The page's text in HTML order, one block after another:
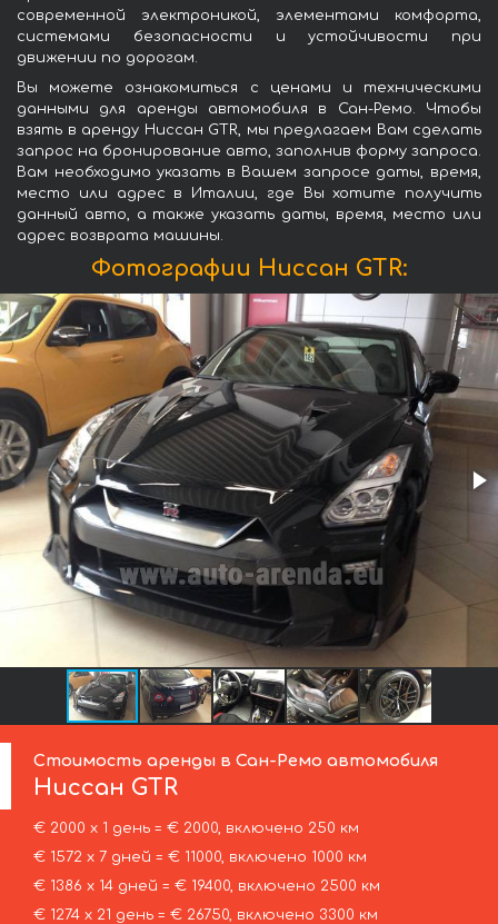
современной электроникой, элементами комфорта,
системами безопасности и устойчивости при
движении по дорогам.
Вы можете ознакомиться с ценами и техническими
данными для аренды автомобиля в Сан-Ремо. Чтобы
взять в аренду Ниссан GTR, мы предлагаем Вам сделать
запрос на бронирование авто, заполнив форму запроса.
Вам необходимо указать в Вашем запросе даты, время,
место или адрес в Италии, где Вы хотите получить
данный авто, а также указать даты, время, место или
адрес возврата машины.
Фотографии Ниссан GTR:
Стоимость аренды в Сан-Ремо автомобиля
Ниссан GTR
€ 2000 х 1 день = € 2000, включено 250 км
€ 1572 х 7 дней = € 11000, включено 1000 км
€ 1386 х 14 дней = € 19400, включено 2500 км
€ 1274 х 21 день = € 26750, включено 3300 км